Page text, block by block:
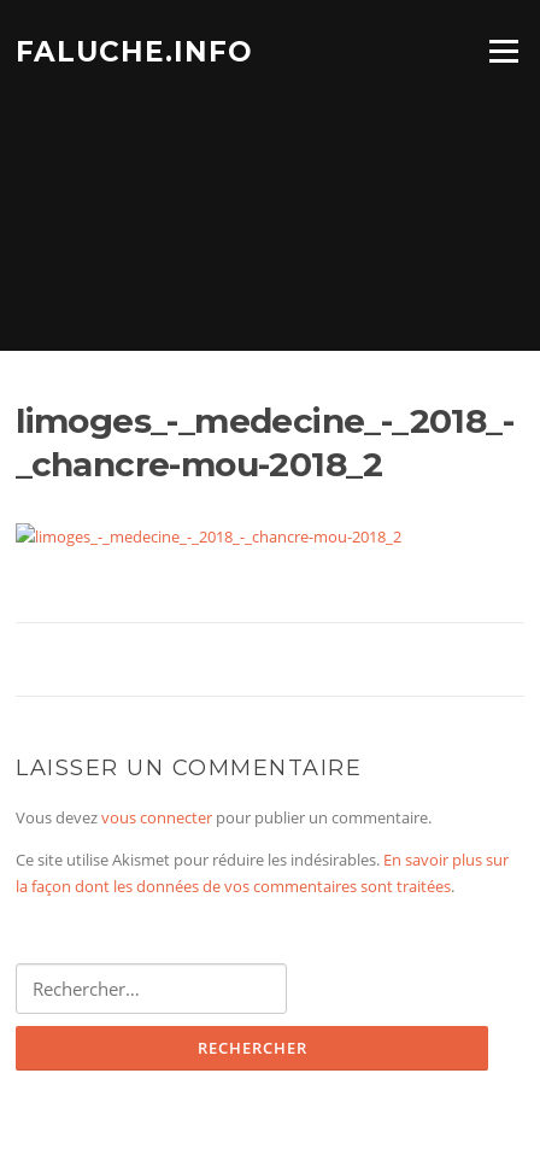
contenu
FALUCHE.INFO Menu
limoges_-_medecine_-_2018_-
_chancre-mou-2018_2
LAISSER UN COMMENTAIRE
Vous devezvous connecter pour publier un commentaire.
Ce site utilise Akismet pour réduire les indésirables. En savoir plus sur
la façon dont les données de vos commentaires sont traitées.